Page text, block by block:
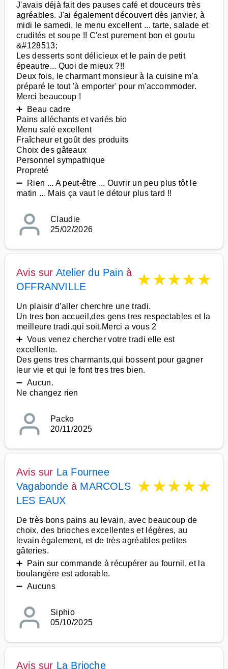
J'avais déjà fait des pauses café et douceurs très
agréables. J'ai également découvert dès janvier, à
midi le samedi, le menu excellent ... tarte, salade et
crudités et soupe !! C'est purement bon et goutu
&#128513;
Les desserts sont délicieux et le pain de petit
épeautre... Quoi de mieux ?!!
Deux fois, le charmant monsieur à la cuisine m'a
préparé le tout 'à emporter' pour m'accommoder.
Merci beaucoup !
➕ Beau cadre
Pains alléchants et variés bio
Menu salé excellent
Fraîcheur et goût des produits
Choix des gâteaux
Personnel sympathique
Propreté
➖ Rien ... A peut-être ... Ouvrir un peu plus tôt le
matin ... Mais ça vaut le détour plus tard !!
Claudie
25/02/2026
Avis sur Atelier du Pain à
OFFRANVILLE
★★★★★
Un plaisir d’aller cherchre une tradi.
Un tres bon accueil,des gens tres respectables et la
meilleure tradi.qui soit.Merci a vous 2
➕ Vous venez chercher votre tradi elle est
excellente.
Des gens tres charmants,qui bossent pour gagner
leur vie et qui le font tres tres bien.
➖ Aucun.
Ne changez rien
Packo
20/11/2025
Avis sur La Fournee
Vagabondeà MARCOLS
LES EAUX
★★★★★
De très bons pains au levain, avec beaucoup de
choix, des brioches excellentes et légères, au
levain également, et de très agréables petites
gâteries.
➕ Pain sur commande à récupérer au fournil, et la
boulangère est adorable.
➖ Aucuns
Siphio
05/10/2025
Avis sur La Brioche